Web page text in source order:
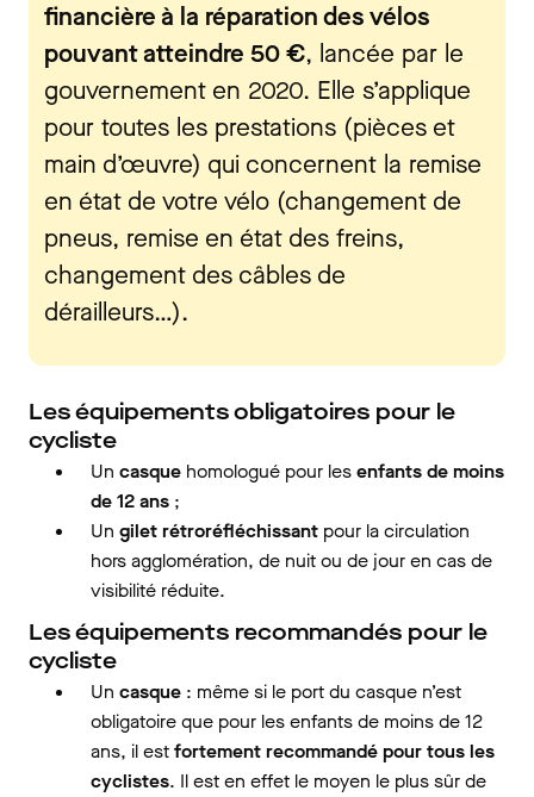
financière à la réparation des vélos
pouvant atteindre 50 €, lancée par le
gouvernement en 2020. Elle s’applique
pour toutes les prestations (pièces et
main d’œuvre) qui concernent la remise
en état de votre vélo (changement de
pneus, remise en état des freins,
changement des câbles de
dérailleurs…).
Les équipements obligatoires pour le
cycliste
Un casque homologué pour lesenfants de moins
de 12 ans ;
Un gilet rétroréfléchissant pour la circulation
hors agglomération, de nuit ou de jour en cas de
visibilité réduite.
Les équipements recommandés pour le
cycliste
Un casque : même si le port du casque n’est
obligatoire que pour les enfants de moins de 12
ans, il estfortement recommandé pour tous les
cyclistes. Il est en effet le moyen le plus sûr de